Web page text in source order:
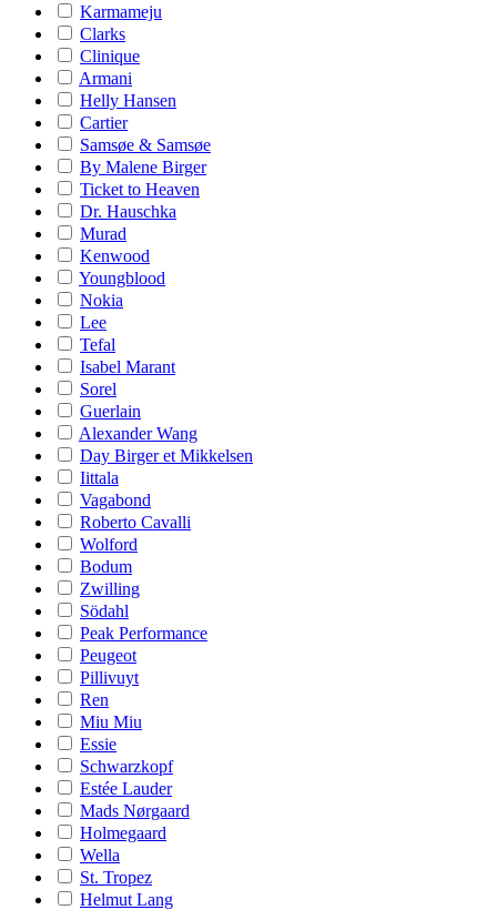
Karmameju
Clarks
Clinique
Armani
Helly Hansen
Cartier
Samsøe & Samsøe
By Malene Birger
Ticket to Heaven
Dr. Hauschka
Murad
Kenwood
Youngblood
Nokia
Lee
Tefal
Isabel Marant
Sorel
Guerlain
Alexander Wang
Day Birger et Mikkelsen
Iittala
Vagabond
Roberto Cavalli
Wolford
Bodum
Zwilling
Södahl
Peak Performance
Peugeot
Pillivuyt
Ren
Miu Miu
Essie
Schwarzkopf
Estée Lauder
Mads Nørgaard
Holmegaard
Wella
St. Tropez
Helmut Lang